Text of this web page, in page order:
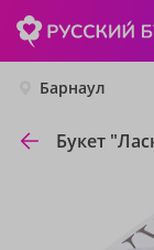
Барнаул
Букет